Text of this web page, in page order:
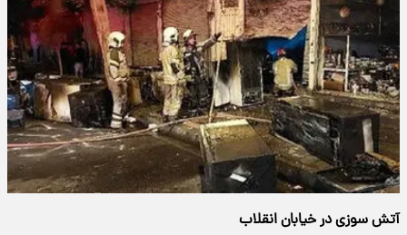
آتش سوزی در خیابان انقلاب